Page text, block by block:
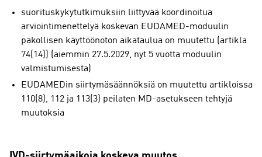
suorituskykytutkimuksiin liittyvää koordinoitua
arviointimenettelyä koskevan EUDAMED-moduulin
pakollisen käyttöönoton aikataulua on muutettu (artikla
74(14)) (aiemmin 27.5.2029, nyt 5 vuotta moduulin
valmistumisesta)
EUDAMEDin siirtymäsäännöksiä on muutettu artikloissa
110(8), 112 ja 113(3) peilaten MD-asetukseen tehtyjä
muutoksia